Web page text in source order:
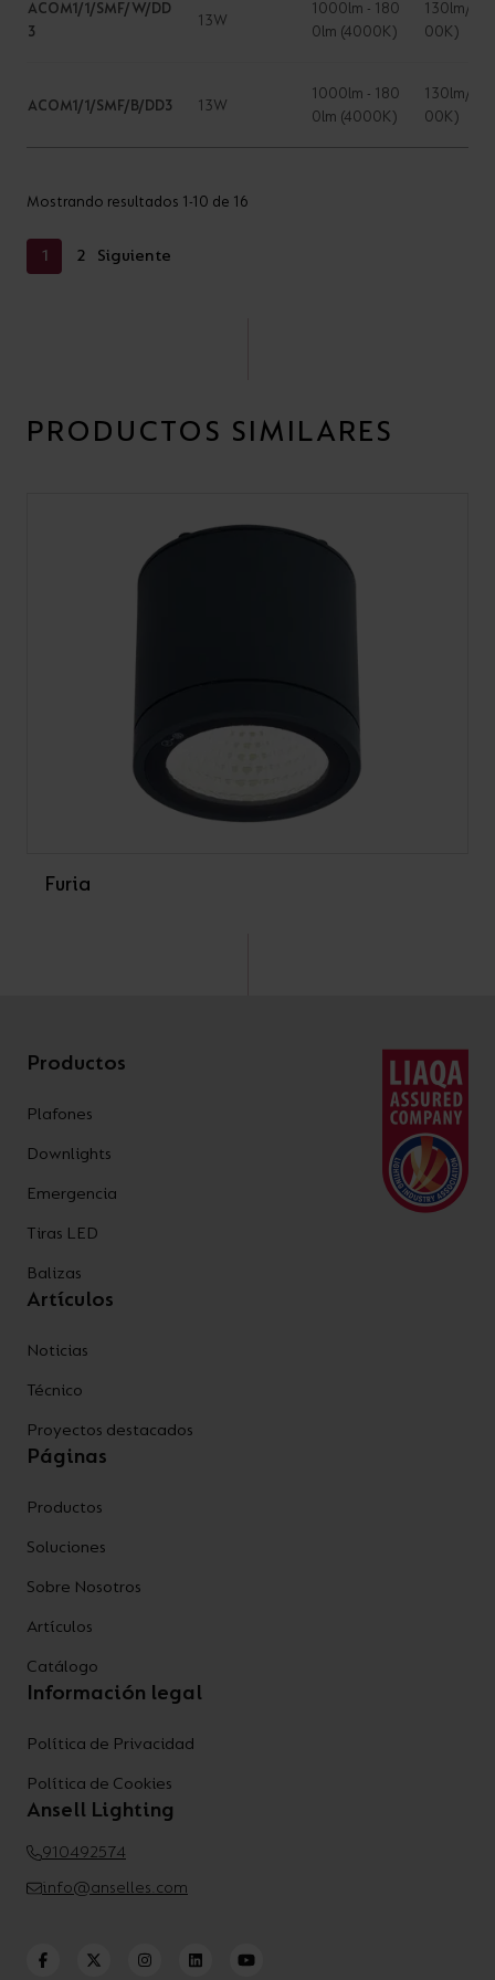
ACOM1/1/SMF/W/DD
3
13W
1000lm - 180
0lm (4000K)
130lm/W
00K)
ACOM1/1/SMF/B/DD3 13W
1000lm - 180
0lm (4000K)
130lm/W
00K)
Mostrando resultados 1-10 de 16
1 2 Siguiente
PRODUCTOS SIMILARES
Furia
Productos
Plafones
Downlights
Emergencia
Tiras LED
Balizas
Artículos
Noticias
Técnico
Proyectos destacados
Páginas
Productos
Soluciones
Sobre Nosotros
Artículos
Catálogo
Información legal
Política de Privacidad
Política de Cookies
Ansell Lighting
910492574
info@anselles.com